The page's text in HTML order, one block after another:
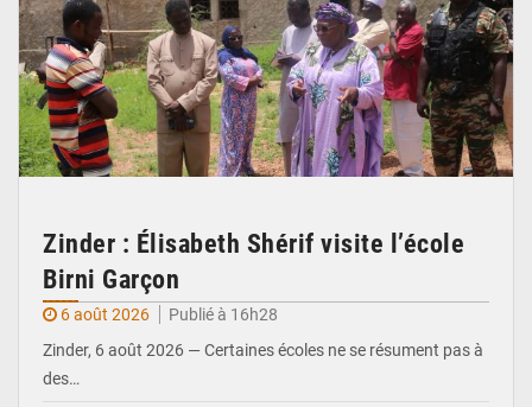
Zinder : Élisabeth Shérif visite l’école
Birni Garçon
6 août 2026
Publié à 16h28
Zinder, 6 août 2026 — Certaines écoles ne se résument pas à
des…